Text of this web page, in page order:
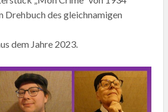
Drehbuch des gleichnamigen
dem Jahre 2023.